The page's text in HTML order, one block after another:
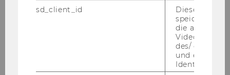
Damit For­schung keine Black­box bleibt,
bie­tet die WU der Öf­fent­lich­keit die Mög­
lich­keit, aktiv mit For­schen­den in Kon­takt
sd_client_id
Dieses Cookie
speichert
die aktuellen
des/ der
und einen